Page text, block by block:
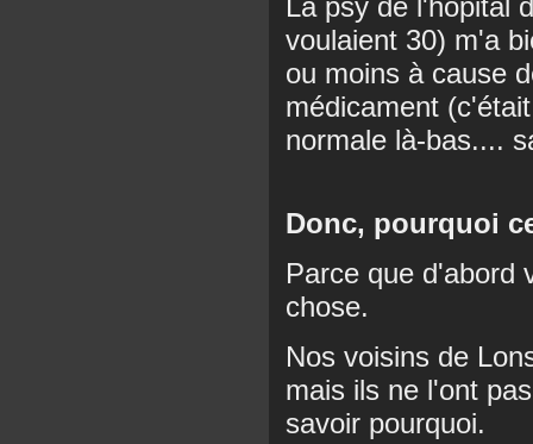
voulaient 30) m'a
ou moins à cause
médicament
normale là-bas....
Donc, pourquoi
Parce que d'abord
chose.
Nos voisins de
mais ils ne l'ont
savoir pourquoi.